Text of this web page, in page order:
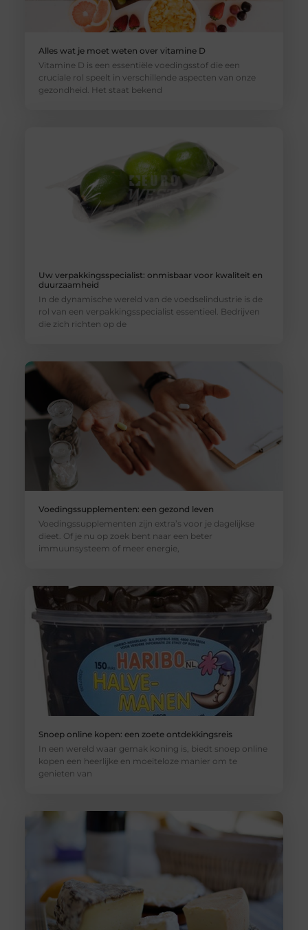
Alles wat je moet weten over vitamine D
Vitamine D is een essentiële voedingsstof die een
cruciale rol speelt in verschillende aspecten van onze
gezondheid. Het staat bekend
Uw verpakkingsspecialist: onmisbaar voor kwaliteit en
duurzaamheid
In de dynamische wereld van de voedselindustrie is de
rol van een verpakkingsspecialist essentieel. Bedrijven
die zich richten op de
Voedingssupplementen: een gezond leven
Voedingssupplementen zijn extra’s voor je dagelijkse
dieet. Of je nu op zoek bent naar een beter
immuunsysteem of meer energie,
Snoep online kopen: een zoete ontdekkingsreis
In een wereld waar gemak koning is, biedt snoep online
kopen een heerlijke en moeiteloze manier om te
genieten van